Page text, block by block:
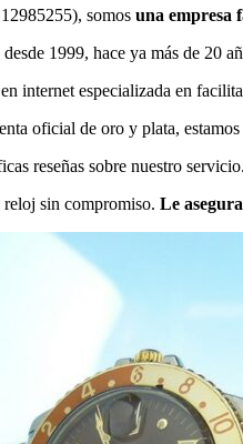
somos una empresa
1999, hace ya más de 20
internet especializada en
oficial de oro y plata,
reseñas sobre nuestro servicio.
reloj sin compromiso. Le